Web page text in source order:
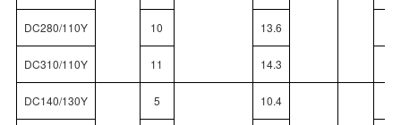
DC280/110Y 10 13.6
DC310/110Y 11 14.3
DC140/130Y 5 10.4